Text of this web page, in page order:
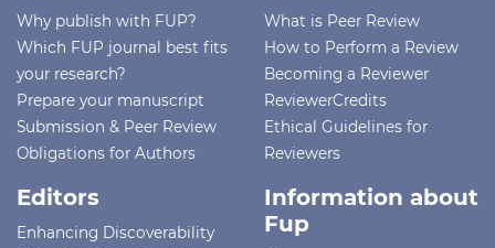
Why publish with FUP?
Which FUP journal best fits
your research?
Prepare your manuscript
Submission & Peer Review
Obligations for Authors
What is Peer Review
How to Perform a Review
Becoming a Reviewer
ReviewerCredits
Ethical Guidelines for
Reviewers
Editors
Enhancing Discoverability
Information about
Fup